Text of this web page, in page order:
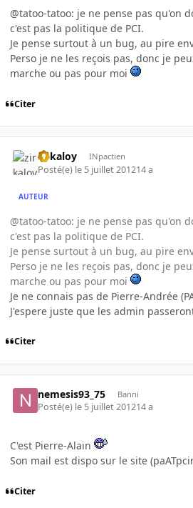
@tatoo-tatoo: je ne pense pas qu'on
c'est pas la politique de PCI.
Je pense surtout à un bug, au pire
Perso je ne les reçois pas, donc je
marche ou pas pour moi
Citer
zirkaloy INpactien
Posté(e) le 5 juillet 201214 a
AUTEUR
@tatoo-tatoo: je ne pense pas qu'on
c'est pas la politique de PCI.
Je pense surtout à un bug, au pire
Perso je ne les reçois pas, donc je
marche ou pas pour moi
Je ne connais pas de Pierre-Andrée
J'espere juste que les admin
Citer
nemesis93_75 Banni
Posté(e) le 5 juillet 201214 a
C'est Pierre-Alain
Son mail est dispo sur le site
Citer